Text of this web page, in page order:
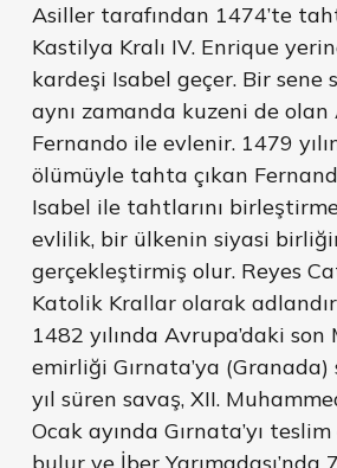
Asiller tarafından 1474’te
Kastilya Kralı IV. Enrique
kardeşi Isabel geçer. Bir sene
aynı zamanda kuzeni de olan
Fernando ile evlenir. 1479
ölümüyle tahta çıkan
Isabel ile tahtlarını
evlilik, bir ülkenin siyasi
gerçekleştirmiş olur. Reyes
Katolik Krallar olarak
1482 yılında Avrupa’daki son
emirliği Gırnata’ya (Granada)
yıl süren savaş, XII.
Ocak ayında Gırnata’yı